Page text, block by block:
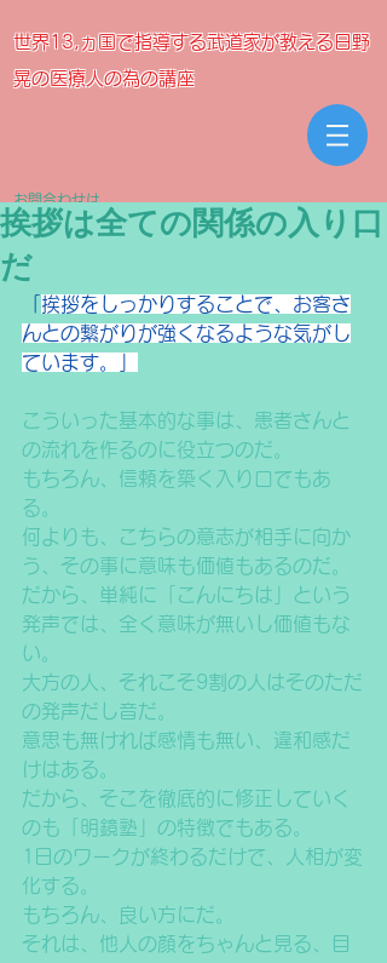
世界13,ヵ国で指導する武道家が教える日野
晃の医療人の為の講座
お問合わせは
meikyojuku@gmail.com
挨拶は全ての関係の入り口
だ
挨拶をしっかりすることで、お客さ
んとの繋がりが強くなるような気がし
ています。」
こういった基本的な事は、患者さんと
の流れを作るのに役立つのだ。
もちろん、信頼を築く入り口でもあ
る。
何よりも、こちらの意志が相手に向か
う、その事に意味も価値もあるのだ。
だから、単純に「こんにちは」という
発声では、全く意味が無いし価値もな
い。
大方の人、それこそ9割の人はそのただ
の発声だし音だ。
意思も無ければ感情も無い、違和感だ
けはある。
だから、そこを徹底的に修正していく
のも「明鏡塾」の特徴でもある。
1日のワークが終わるだけで、人相が変
化する。
もちろん、良い方にだ。
それは、他人の顔をちゃんと見る、目